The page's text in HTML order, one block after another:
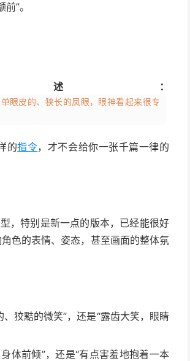
”。
：
眼皮的、狭长的凤眼，眼神看起来很专
的指令，才不会给你一张千篇一律的
，特别是新一点的版本，已经能很好
色的表情、姿态，甚至画面的整体氛
狡黠的微笑”，还是“露齿大笑，眼睛
体前倾”，还是“有点害羞地抱着一本